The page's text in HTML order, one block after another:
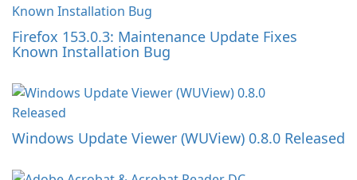
Firefox 153.0.3: Maintenance Update Fixes
Known Installation Bug
Windows Update Viewer (WUView) 0.8.0 Released